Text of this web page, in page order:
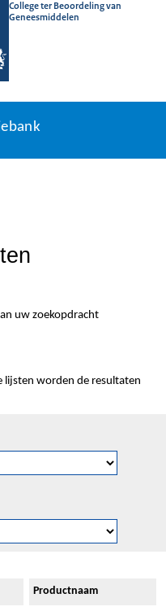
College ter Beoordeling van
Geneesmiddelen
uw zoekopdracht
lijsten worden de resultaten
Productnaam